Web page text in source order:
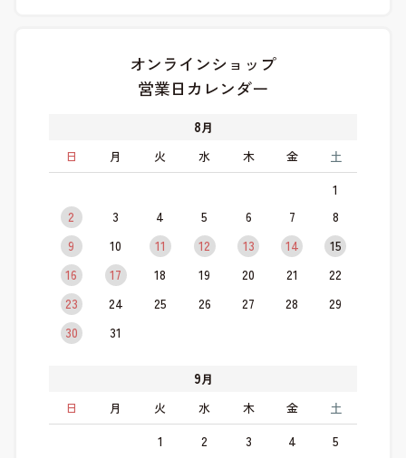
オンラインショップ
営業日カレンダー
8月
日
月 火 水 木 金 土
1
2
3 4 5 6 7
8
9
10 11 12 13 14
15
16
17 18 19 20 21
22
23
24 25 26 27 28
29
30
31
9月
日
月 火 水 木 金 土
1 2 3 4
5